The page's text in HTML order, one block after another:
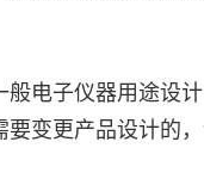
般电子仪器用途设计
要变更产品设计的